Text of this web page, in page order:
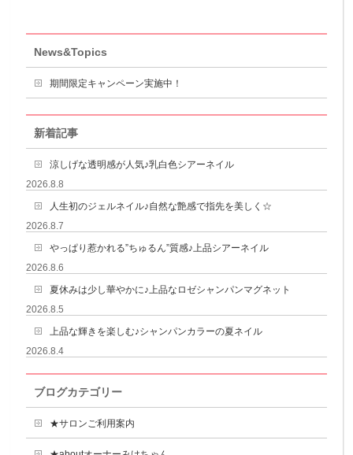
News&Topics
期間限定キャンペーン実施中！
新着記事
涼しげな透明感が人気♪乳白色シアーネイル
2026.8.8
人生初のジェルネイル♪自然な艶感で指先を美しく☆
2026.8.7
やっぱり惹かれる”ちゅるん”質感♪上品シアーネイル
2026.8.6
夏休みは少し華やかに♪上品なロゼシャンパンマグネット
2026.8.5
上品な輝きを楽しむ♪シャンパンカラーの夏ネイル
2026.8.4
ブログカテゴリー
★サロンご利用案内